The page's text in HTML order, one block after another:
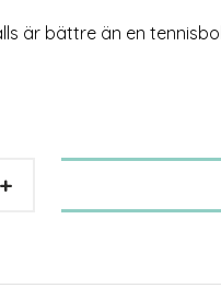
är bättre än en
+